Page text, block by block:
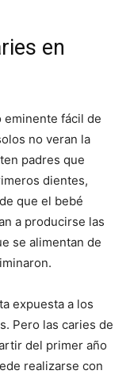
en
eminente fácil de
no veran la
padres que
dientes,
que el bebé
a producirse las
se alimentan de
expuesta a los
Pero las caries de
del primer año
realizarse con